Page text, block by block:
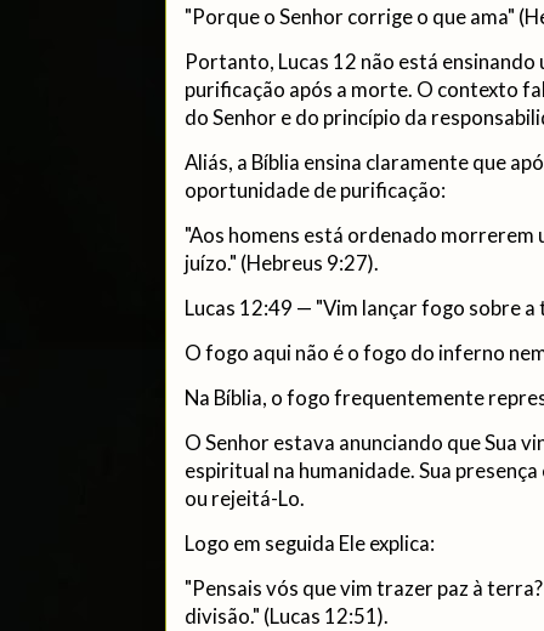
"Porque o Senhor corrige o que ama"
Portanto, Lucas 12 não está
purificação após a morte. O contexto
do Senhor e do princípio da
Aliás, a Bíblia ensina claramente que
oportunidade de purificação:
"Aos homens está ordenado morrerem
juízo." (Hebreus 9:27).
Lucas 12:49 — "Vim lançar fogo sobre a
O fogo aqui não é o fogo do inferno
Na Bíblia, o fogo frequentemente
O Senhor estava anunciando que Sua
espiritual na humanidade. Sua
ou rejeitá-Lo.
Logo em seguida Ele explica:
"Pensais vós que vim trazer paz à
divisão." (Lucas 12:51).